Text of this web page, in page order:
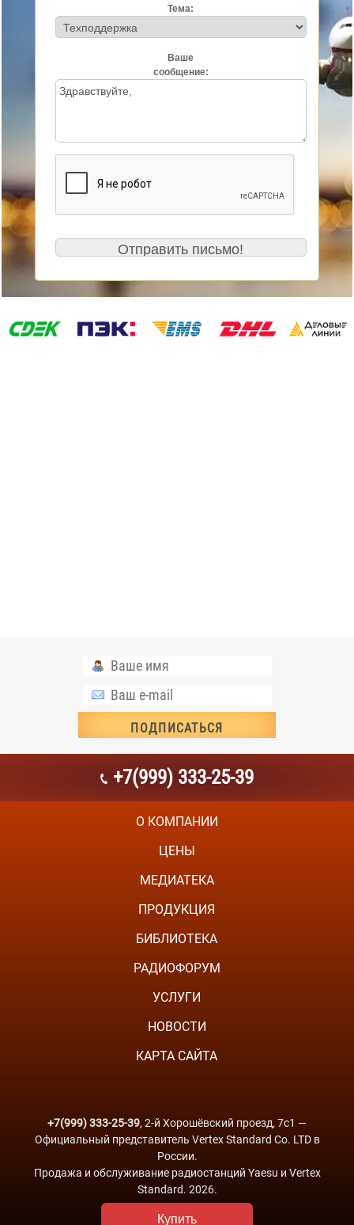
Купить
Тема:
Ваше
сообщение:
+7(999) 333-25-39
О КОМПАНИИ
ЦЕНЫ
МЕДИАТЕКА
ПРОДУКЦИЯ
БИБЛИОТЕКА
РАДИОФОРУМ
УСЛУГИ
НОВОСТИ
КАРТА САЙТА
+7(999) 333-25-39, 2-й Хорошёвский проезд, 7с1 —
Официальный представитель Vertex Standard Co. LTD в
России.
Продажа и обслуживание радиостанций Yaesu и Vertex
Standard. 2026.